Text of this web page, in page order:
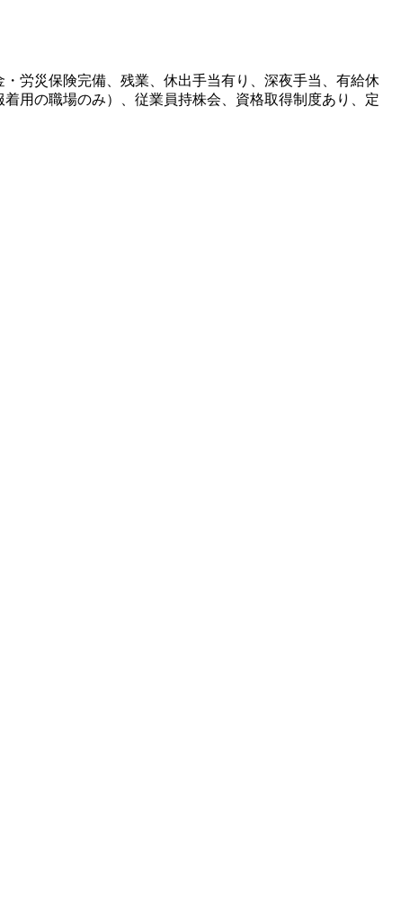
労災保険完備、残業、休出手当有り、深夜手当、有給休
用の職場のみ）、従業員持株会、資格取得制度あり、定